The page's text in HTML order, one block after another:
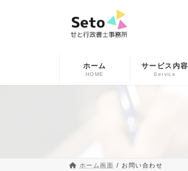
ホーム
HOME
サービス内容
Service
ホーム画面 お問い合わせ